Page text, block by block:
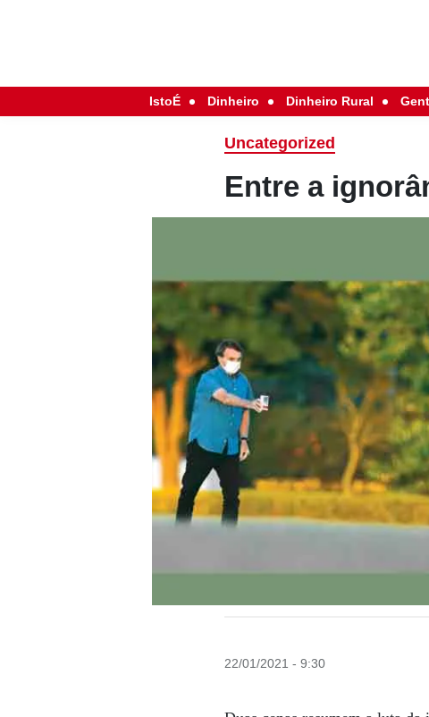
IstoÉ Dinheiro Dinheiro Rural
Uncategorized
Entre a
22/01/2021 - 9:30